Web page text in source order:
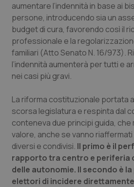
aumentare l’indennità in base ai
persone, introducendo sia un
budget di cura, favorendo così il
professionale e la
familiari (Atto Senato N. 16/973).
l’indennità aumenterà per tutti e
nei casi più gravi.
La riforma costituzionale portata
scorsa legislatura e respinta dal
conteneva due principi guida,
valore, anche se vanno
diversi e condivisi. Il primo è il
rapporto tra centro e periferia
delle autonomie. Il secondo è
elettori di incidere